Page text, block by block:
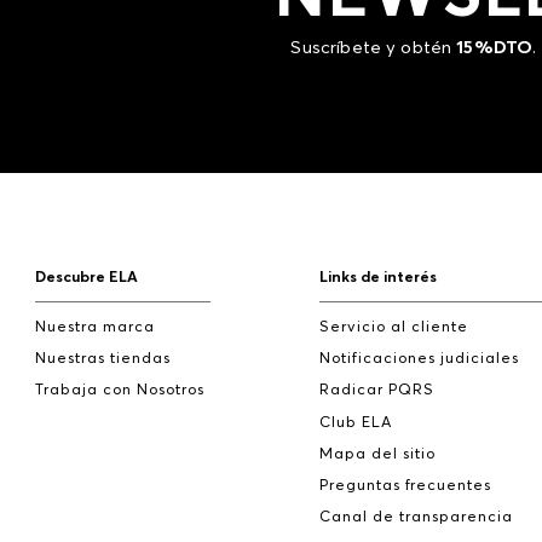
Suscríbete y obtén15%DTO.
Descubre ELA
Nuestra marca
Nuestras tiendas
Trabaja con Nosotros
Links de interés
Servicio al cliente
Notificaciones judiciales
Radicar PQRS
Club ELA
Mapa del sitio
Preguntas frecuentes
Canal de transparencia